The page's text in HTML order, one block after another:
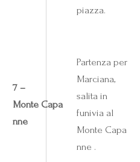
piazza.
7 –
Monte Capa
nne
Partenza per
Marciana,
salita in
funivia al
Monte Capa
nne .